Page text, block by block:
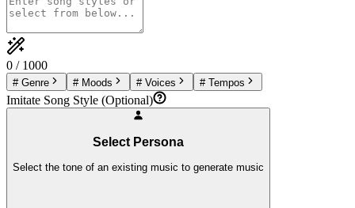
0 / 1000
# Genre # Moods # Voices # Tempos
Imitate Song Style (Optional)
Select Persona
Select the tone of an existing music to generate music